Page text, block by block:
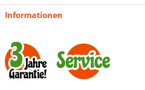
Informationen